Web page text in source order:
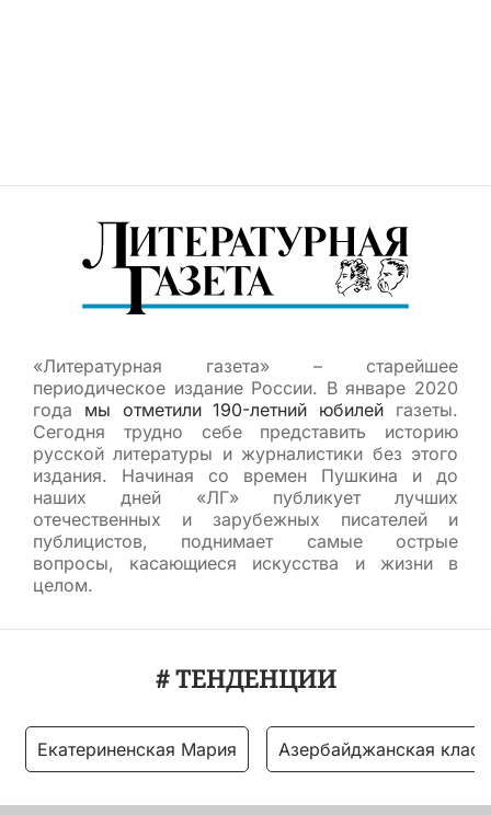
«Литературная газета» – старейшее
периодическое издание России. В январе 2020
года мы отметили 190-летний юбилей газеты.
Сегодня трудно себе представить историю
русской литературы и журналистики без этого
издания. Начиная со времен Пушкина и до
наших дней «ЛГ» публикует лучших
отечественных и зарубежных писателей и
публицистов, поднимает самые острые
вопросы, касающиеся искусства и жизни в
целом.
# ТЕНДЕНЦИИ
Екатериненская Мария Азербайджанская